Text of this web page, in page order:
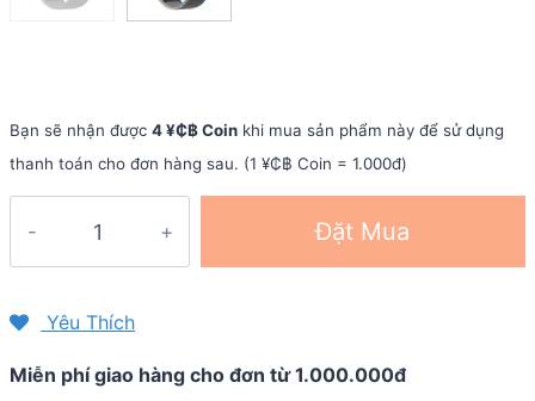
Bạn sẽ nhận được 4 ¥₵฿ Coin khi mua sản phẩm này để sử dụng
thanh toán cho đơn hàng sau. (1 ¥₵฿ Coin = 1.000đ)
Quick
Trail
Đặt Mua
Yêu Thích
Miễn phí giao hàng cho đơn từ 1.000.000đ